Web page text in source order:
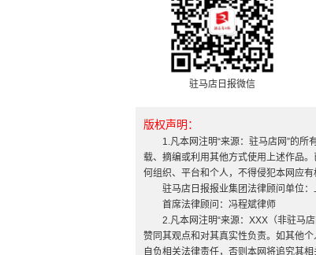
驻马店日报微信
版权声明：
1.凡本网注明“来源：驻马店网”的
载、摘编或利用其他方式使用上述作品
何组织、平台和个人，不得侵犯本网应
驻马店日报报业集团法律顾问单位
首席法律顾问：冯程斌律师
2.凡本网注明“来源：XXX（非驻马
赞同其观点和对其真实性负责。如其他
自负相关法律责任，否则本网将追究其相